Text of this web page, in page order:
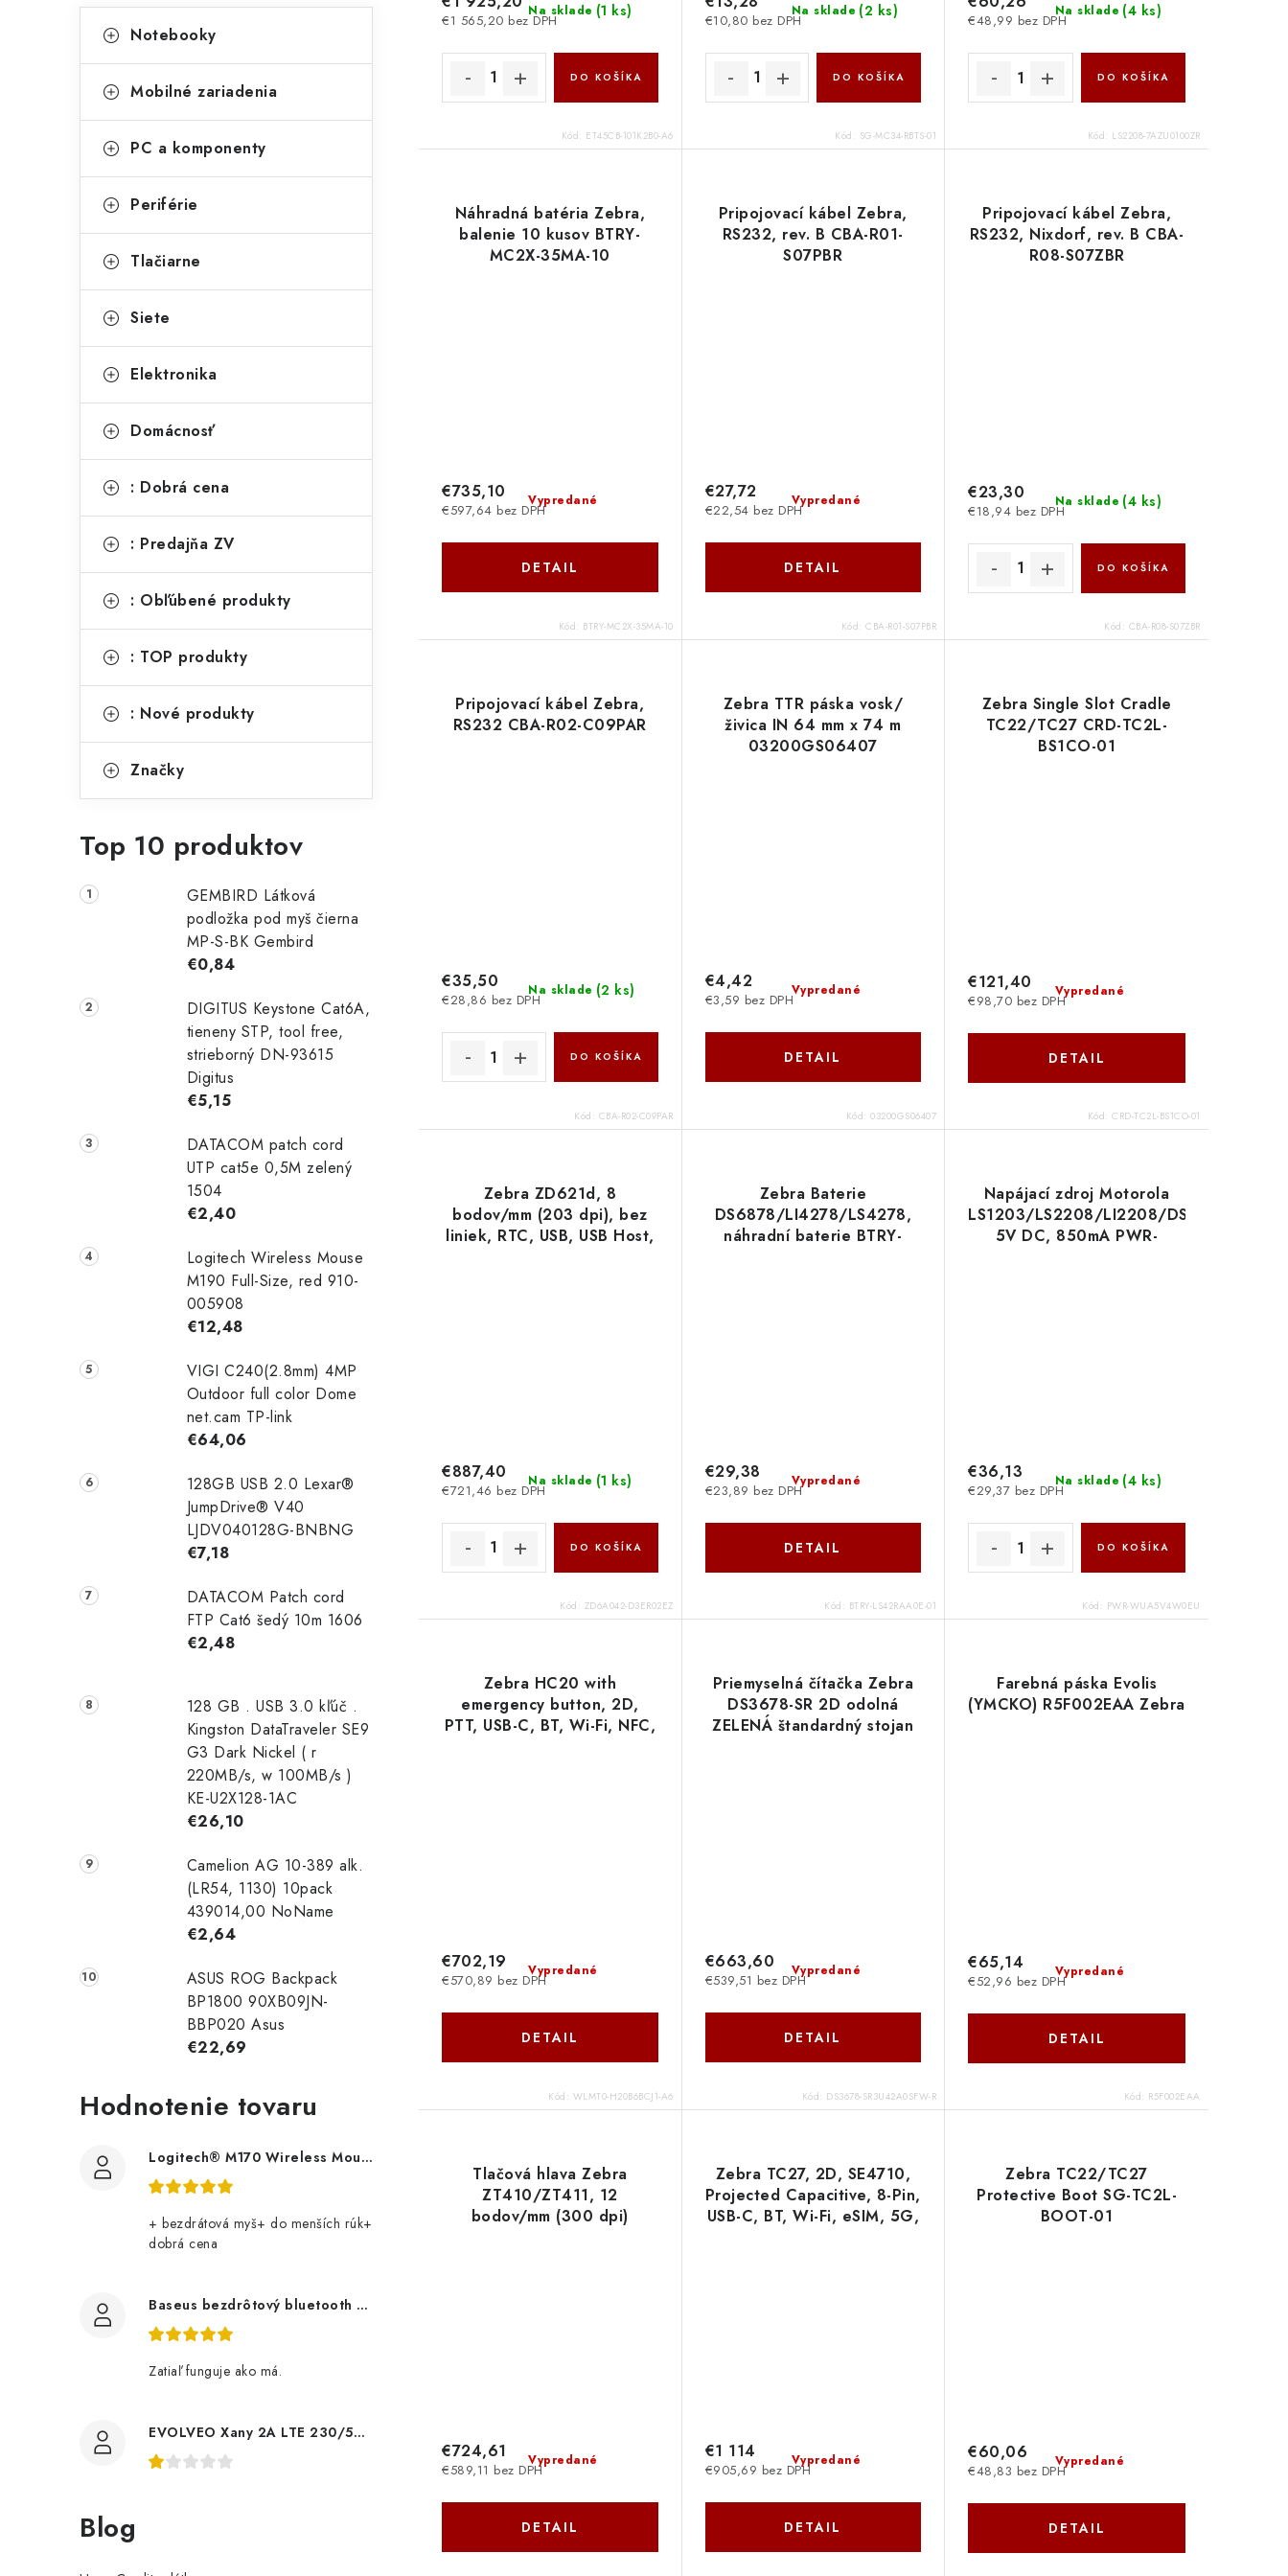
kategórie
a
e
ó
i
Notebooky
Mobilné zariadenia
PC a komponenty
Periférie
Tlačiarne
Siete
Elektronika
Domácnosť
: Dobrá cena
: Predajňa ZV
: Obľúbené produkty
: TOP produkty
: Nové produkty
Značky
Top 10 produktov
GEMBIRD Látková
podložka pod myš čierna
MP-S-BK Gembird
€0,84
DIGITUS Keystone Cat6A,
tieneny STP, tool free,
strieborný DN-93615
Digitus
€5,15
DATACOM patch cord
UTP cat5e 0,5M zelený
1504
€2,40
Logitech Wireless Mouse
M190 Full-Size, red 910-
005908
€12,48
VIGI C240(2.8mm) 4MP
Outdoor full color Dome
net.cam TP-link
€64,06
128GB USB 2.0 Lexar®
JumpDrive® V40
LJDV040128G-BNBNG
€7,18
DATACOM Patch cord
FTP Cat6 šedý 10m 1606
€2,48
128 GB . USB 3.0 kľúč .
Kingston DataTraveler SE9
G3 Dark Nickel ( r
220MB/s, w 100MB/s )
KE-U2X128-1AC
€26,10
Camelion AG 10-389 alk.
(LR54, 1130) 10pack
439014,00 NoName
€2,64
ASUS ROG Backpack
BP1800 90XB09JN-
BBP020 Asus
€22,69
Hodnotenie tovaru
Logitech® M170 Wireless Mouse GREY 910-004642
+ bezdrátová myš+ do menších rúk+
dobrá cena
Baseus bezdrôtový bluetooth adaptér BA07 čierny 6932172622497 NoName
Zatiaľ funguje ako má.
EVOLVEO Xany 2A LTE 230/5V, 45dBi aktivní pokojová anténa DVB-T/T2, LTE filtr tdexany2a Evolveo
Blog
u
k
t
v
v
Na sklade (1 ks)
€1 565,20 bez DPH
DO KOŠÍKA
Kód: ET45CB-101K2B0-A6
Na sklade (2 ks)
€10,80 bez DPH
DO KOŠÍKA
Kód: SG-MC34-RBTS-01
Na sklade (4 ks)
€48,99 bez DPH
DO KOŠÍKA
Kód: LS2208-7AZU0100ZR
Náhradná batéria Zebra,
balenie 10 kusov BTRY-
MC2X-35MA-10
Vypredané
€597,64 bez DPH
€735,10
DETAIL
Kód: BTRY-MC2X-35MA-10
Pripojovací kábel Zebra,
RS232, rev. B CBA-R01-
S07PBR
Vypredané
€22,54 bez DPH
€27,72
DETAIL
Kód:CBA-R01-S07PBR
Pripojovací kábel Zebra,
RS232, Nixdorf, rev. B CBA-
R08-S07ZBR
Na sklade (4 ks)
€18,94 bez DPH
€23,30
DO KOŠÍKA
Kód: CBA-R08-S07ZBR
Pripojovací kábel Zebra,
RS232 CBA-R02-C09PAR
Na sklade (2 ks)
€28,86 bez DPH
€35,50
DO KOŠÍKA
Kód: CBA-R02-C09PAR
Zebra TTR páska vosk/
živica IN 64 mm x 74 m
03200GS06407
Vypredané
€3,59 bez DPH
€4,42
DETAIL
Kód:03200GS06407
Zebra Single Slot Cradle
TC22/TC27 CRD-TC2L-
BS1CO-01
Vypredané
€98,70 bez DPH
€121,40
DETAIL
Kód:CRD-TC2L-BS1CO-01
Zebra ZD621d, 8
bodov/mm (203 dpi), bez
liniek, RTC, USB, USB Host,
Na sklade (1 ks)
€721,46 bez DPH
€887,40
DO KOŠÍKA
Kód: ZD6A042-D3ER02EZ
Zebra Baterie
DS6878/LI4278/LS4278,
náhradní baterie BTRY-
Vypredané
€23,89 bez DPH
€29,38
DETAIL
Kód: BTRY-LS42RAA0E-01
Napájací zdroj Motorola
LS1203/LS2208/LI2208/DS4208/
5V DC, 850mA PWR-
Na sklade (4 ks)
€29,37 bez DPH
€36,13
DO KOŠÍKA
Kód: PWR-WUA5V4W0EU
Zebra HC20 with
emergency button, 2D,
PTT, USB-C, BT, Wi-Fi, NFC,
Vypredané
€570,89 bez DPH
€702,19
DETAIL
Kód: WLMT0-H20B6BCJ1-A6
Priemyselná čítačka Zebra
DS3678-SR 2D odolná
ZELENÁ štandardný stojan
Vypredané
€539,51 bez DPH
€663,60
DETAIL
Kód: DS3678-SR3U42A0SFW-R
Farebná páska Evolis
(YMCKO) R5F002EAA Zebra
Vypredané
€52,96 bez DPH
€65,14
DETAIL
Kód: R5F002EAA
Tlačová hlava Zebra
ZT410/ZT411, 12
bodov/mm (300 dpi)
Vypredané
€589,11 bez DPH
€724,61
DETAIL
Zebra TC27, 2D, SE4710,
Projected Capacitive, 8-Pin,
USB-C, BT, Wi-Fi, eSIM, 5G,
Vypredané
€905,69 bez DPH
€1 114
DETAIL
Zebra TC22/TC27
Protective Boot SG-TC2L-
BOOT-01
Vypredané
€48,83 bez DPH
€60,06
DETAIL